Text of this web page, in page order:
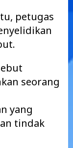
petugas
seorang
yang
tindak